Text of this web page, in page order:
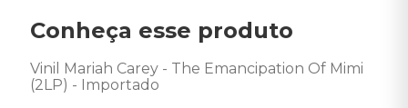
Conheça esse produto
Vinil Mariah Carey - The Emancipation Of Mimi
(2LP) - Importado